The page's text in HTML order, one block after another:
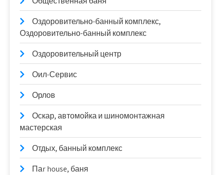
Оздоровительно-банный комплекс,
Оздоровительно-банный комплекс
Оздоровительный центр
Оил-Сервис
Орлов
Оскар, автомойка и шиномонтажная
мастерская
Отдых, банный комплекс
Паr house, баня